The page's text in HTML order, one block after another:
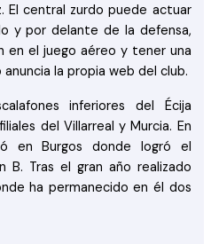
El central zurdo puede actuar
y por delante de la defensa,
en el juego aéreo y tener una
la propia web del club.
inferiores del Écija
del Villarreal y Murcia. En
en Burgos donde logró el
B. Tras el gran año realizado
ha permanecido en él dos